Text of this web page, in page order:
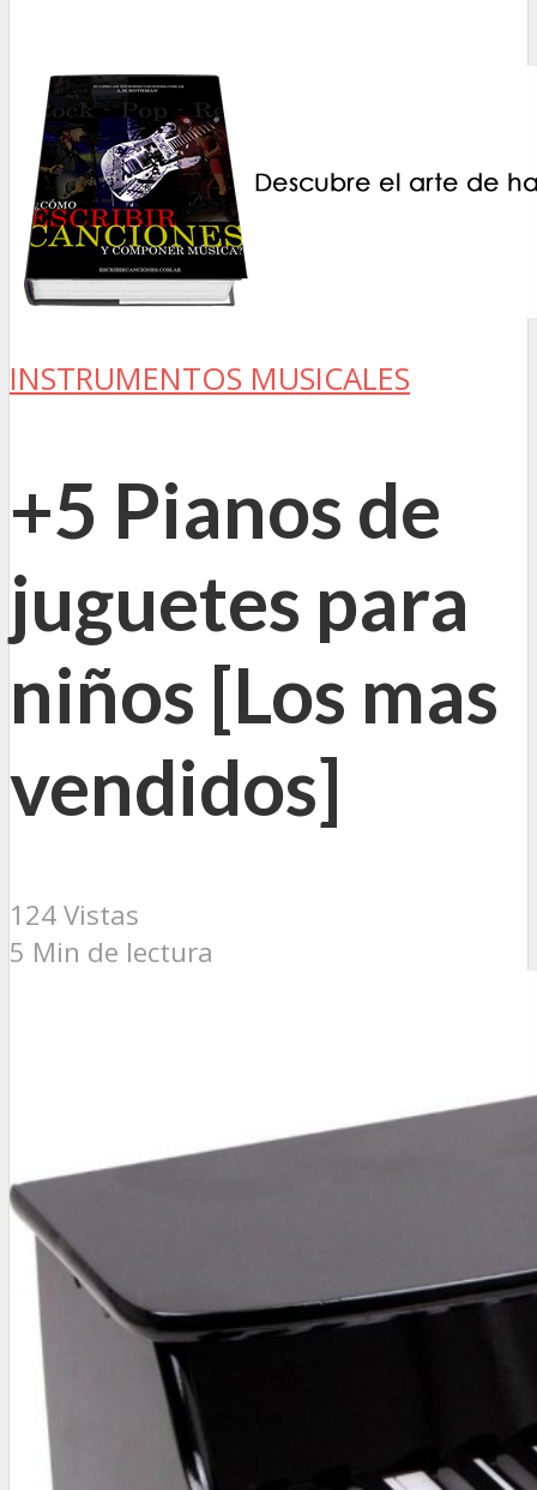
INSTRUMENTOS MUSICALES
+5 Pianos de
juguetes para
niños [Los mas
vendidos]
124 Vistas
5 Min de lectura